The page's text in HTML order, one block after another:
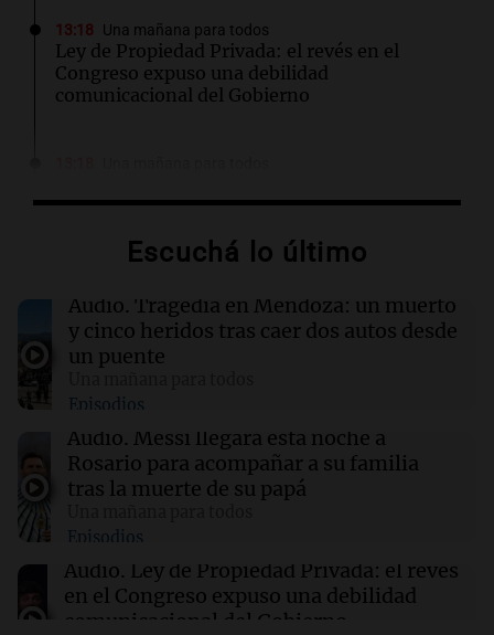
13:18 Una mañana para todos
Ley de Propiedad Privada: el revés en el
Congreso expuso una debilidad
comunicacional del Gobierno
hombres se lo llevaron para hacerle preguntas
13:01 Sociedad
La Conmebol despidió a Jorge Messi y
acompañó a Lionel y su familia
12:40 Sociedad
AFA dispuso un minuto de silencio y
brazaletes negros por el fallecimiento de Jorge
Messi
12:39 Sociedad
“Rosarino de alma y corazón”: Javkin
despidió a Jorge Messi
Escuchá lo último
Audio. Tragedia en Mendoza: un muerto
y cinco heridos tras caer dos autos desde
un puente
Episodios
Audio. Messi llegará esta noche a
Rosario para acompañar a su familia
tras la muerte de su papá
Episodios
Audio. Ley de Propiedad Privada: el revés
en el Congreso expuso una debilidad
comunicacional del Gobierno